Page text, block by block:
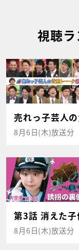
視聴
売れっ子芸人
8月6日(木)放送分
第3話 消えた子
8月6日(木)放送分